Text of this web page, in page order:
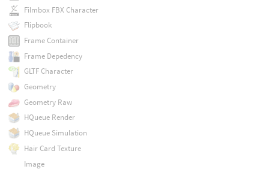
Filmbox FBX Character
Flipbook
Frame Container
Frame Depedency
GLTF Character
Geometry
Geometry Raw
HQueue Render
HQueue Simulation
Hair Card Texture
Image